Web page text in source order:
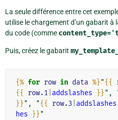
La seule différence entre cet
utilise le chargement d’un gabarit à
du code (comme
Puis, créez le gabarit
{% for row in data %}"{{
{{
row.1 addslashes }}",
}}", "{{ row.3 addslashes
hes
}}